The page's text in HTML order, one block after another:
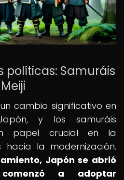
políticas: Samuráis
cambio significativo en
y los samuráis
papel crucial en la
la modernización.
Japón se abrió
a adoptar